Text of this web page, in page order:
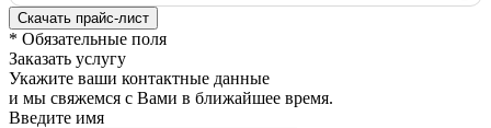
* Обязательные поля
Заказать услугу
Укажите ваши контактные данные
и мы свяжемся с Вами в ближайшее время.
Введите имя